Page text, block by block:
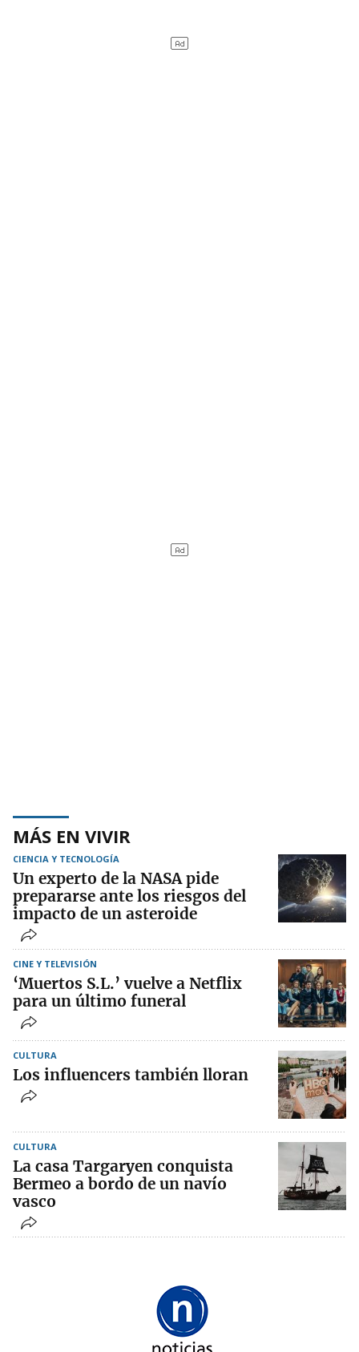
MÁS EN VIVIR
CIENCIA Y TECNOLOGÍA
Un experto de la NASA pide
prepararse ante los riesgos del
impacto de un asteroide
CINE Y TELEVISIÓN
‘Muertos S.L.’ vuelve a Netflix
para un último funeral
CULTURA
Los influencers también lloran
CULTURA
La casa Targaryen conquista
Bermeo a bordo de un navío
vasco